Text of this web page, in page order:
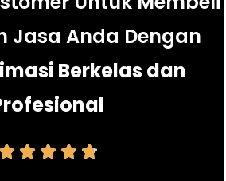
Jasa Anda Dengan
Berkelas dan
   